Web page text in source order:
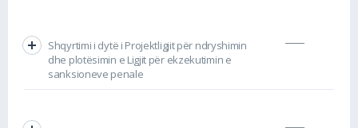
Shqyrtimi i dytë i Projektligjit për ndryshimin
dhe plotësimin e Ligjit për ekzekutimin e
sanksioneve penale